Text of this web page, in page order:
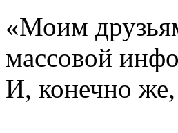
«Моим
массовой
И, конечно